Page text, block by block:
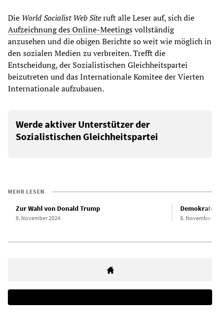
Die World Socialist Web Siteruft alle Leser auf, sich die
Aufzeichnung des Online-Meetingsvollständig
anzusehen und die obigen Berichte so weit wie möglich in
den sozialen Medien zu verbreiten. Trefft die
Entscheidung, der Sozialistischen Gleichheitspartei
beizutreten und das Internationale Komitee der Vierten
Internationale aufzubauen.
Werde aktiver Unterstützer der
Sozialistischen Gleichheitspartei
MEHR LESEN
Zur Wahl von Donald Trump
8. November 2024 8. November